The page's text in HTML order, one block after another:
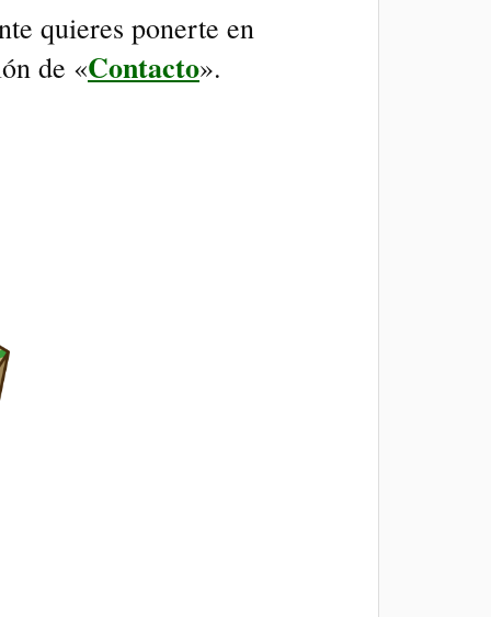
quieres ponerte en
de «Contacto».